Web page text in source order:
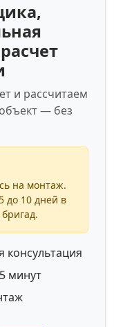
и рассчитаем
— без
на монтаж.
до 10 дней в
минут